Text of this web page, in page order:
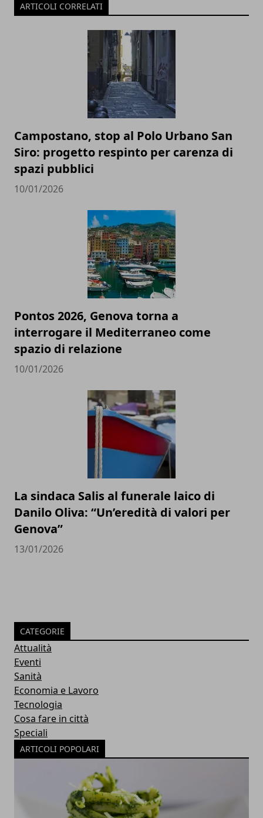
ARTICOLI CORRELATI
Campostano, stop al Polo Urbano San
Siro: progetto respinto per carenza di
spazi pubblici
10/01/2026
Pontos 2026, Genova torna a
interrogare il Mediterraneo come
spazio di relazione
10/01/2026
La sindaca Salis al funerale laico di
Danilo Oliva: “Un’eredità di valori per
Genova”
13/01/2026
CATEGORIE
Attualità
Eventi
Sanità
Economia e Lavoro
Tecnologia
Cosa fare in città
Speciali
ARTICOLI POPOLARI